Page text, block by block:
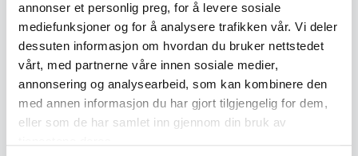
annonser et personlig preg, for å levere sosiale
mediefunksjoner og for å analysere trafikken vår. Vi deler
dessuten informasjon om hvordan du bruker nettstedet
vårt, med partnerne våre innen sosiale medier,
annonsering og analysearbeid, som kan kombinere den
med annen informasjon du har gjort tilgjengelig for dem,
eller som de har samlet inn gjennom din bruk av
• Stemplet 925S
• Runde ringer med hengende hjerter
• Selges som par
• Enkel og tidløs utforming
• Sølv